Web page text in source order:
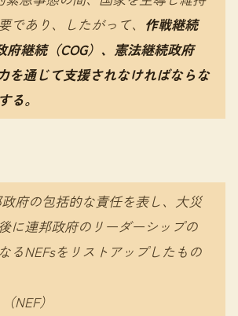
であり、したがって、 作戦継続
府継続（COG）、憲法継続政府
力を通じて支援されなければならな
る。
府の包括的な責任を表し、大災
に連邦政府のリーダーシップの
るNEFsをリストアップしたもの
NEF）